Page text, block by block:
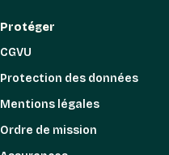
Protéger
CGVU
Protection des données
Mentions légales
Ordre de mission